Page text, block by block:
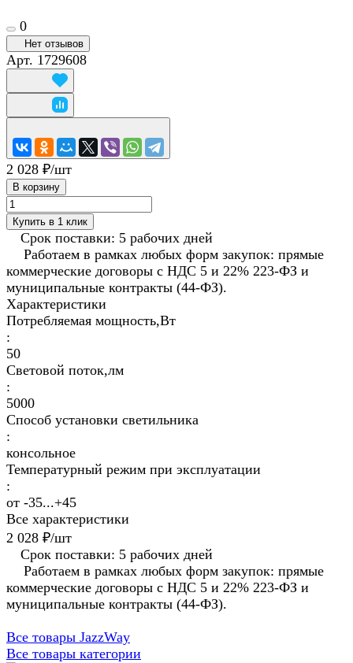
0
Нет отзывов
Арт. 1729608
2 028 ₽/шт
В корзину
Купить в 1 клик
Срок поставки: 5 рабочих дней
Работаем в рамках любых форм закупок: прямые
коммерческие договоры с НДС 5 и 22% 223-ФЗ и
муниципальные контракты (44-ФЗ).
Характеристики
Потребляемая мощность,Вт
:
50
Световой поток,лм
:
5000
Способ установки светильника
:
консольное
Температурный режим при эксплуатации
:
от -35...+45
Все характеристики
2 028 ₽/шт
Срок поставки: 5 рабочих дней
Работаем в рамках любых форм закупок: прямые
коммерческие договоры с НДС 5 и 22% 223-ФЗ и
муниципальные контракты (44-ФЗ).
Все товары JazzWay
Все товары категории